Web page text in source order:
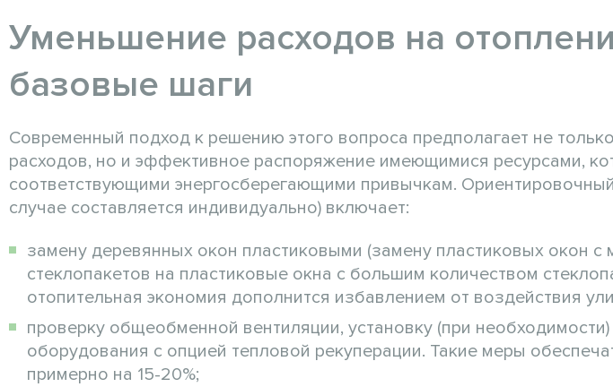
Уменьшение расходов на
базовые шаги
Современный подход к решению этого вопроса предполагает не
расходов, но и эффективное распоряжение имеющимися ресурсами,
соответствующими энергосберегающими привычкам.
случае составляется индивидуально) включает:
замену деревянных окон пластиковыми (замену пластиковых окон с
стеклопакетов на пластиковые окна с большим количеством
отопительная экономия дополнится избавлением от воздействия
проверку общеобменной вентиляции, установку (при
оборудования с опцией тепловой рекуперации. Такие меры
примерно на 15-20%;